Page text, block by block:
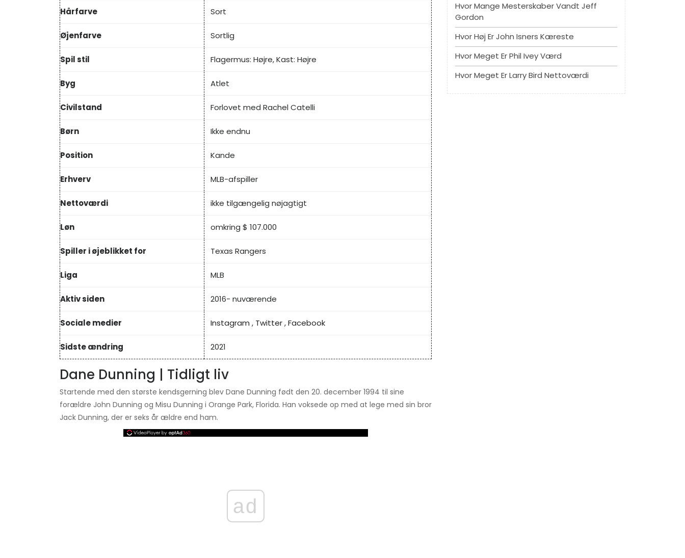
Hårfarve Sort
Øjenfarve Sortlig
Spil stil Flagermus: Højre, Kast: Højre
Byg Atlet
Civilstand Forlovet med Rachel Catelli
Børn Ikke endnu
Position Kande
Erhverv MLB-afspiller
Nettoværdi ikke tilgængelig nøjagtigt
Løn omkring $ 107.000
Spiller i øjeblikket for Texas Rangers
Liga MLB
Aktiv siden 2016- nuværende
Sociale medier Instagram , Twitter,Facebook
Sidste ændring 2021
Dane Dunning | Tidligt liv
Startende med den største kendsgerning blev Dane Dunning født den 20. december 1994 til sine
forældre John Dunning og Misu Dunning i Orange Park, Florida. Han voksede op med at lege med sin bror
Jack Dunning, der er seks år ældre end ham.
ad
Hvor Mange Mesterskaber Vandt Jeff
Gordon
Hvor Høj Er John Isners Kæreste
Hvor Meget Er Phil Ivey Værd
Hvor Meget Er Larry Bird Nettoværdi